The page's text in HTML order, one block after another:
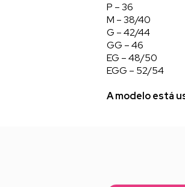
P – 36
M – 38/40
G – 42/44
GG – 46
EG – 48/50
EGG – 52/54
A modelo está